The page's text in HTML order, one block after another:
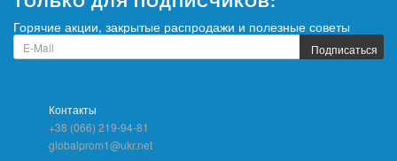
Горячие акции, закрытые распродажи и полезные советы
Подписаться
Контакты
+38 (066) 219-94-81
globalprom1@ukr.net